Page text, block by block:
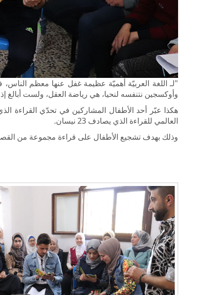
"لـ اللغة العربيّة أهميّة عظيمة غفل عنها معظم
وأوكسجين نتنفسه لنحيا، هي رياضة العقل، ولست أبالغ
هكذا عبّر أحد الأطفال المشاركين في تحدّي القراءة
العالمي للقراءة الذي يصادف 23 نيسان
.
وذلك بهدف تشجيع الأطفال على قراءة مجموعة من القصص